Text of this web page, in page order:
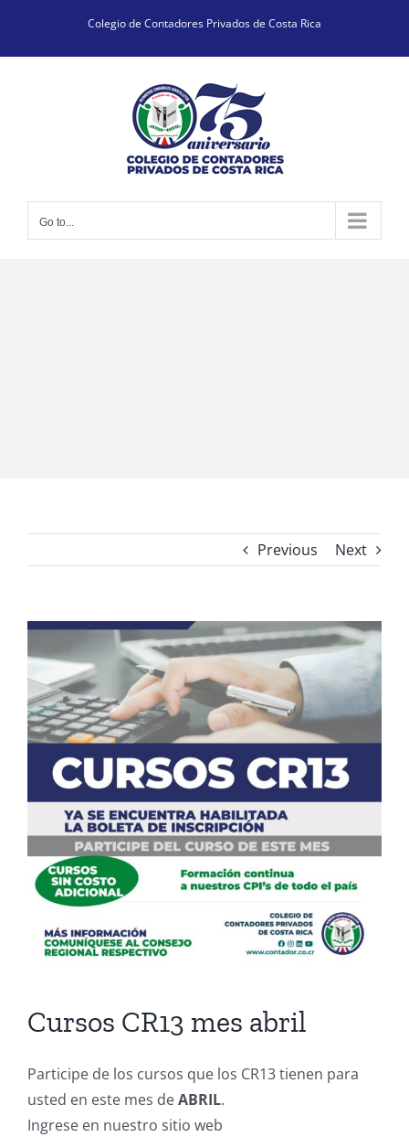
content
Colegio de Contadores Privados de Costa Rica
Go to...
Previous Next
View
Larger
Image
Cursos CR13 mes abril
Participe de los cursos que los CR13 tienen para
usted en este mes deABRIL.
Ingrese en nuestro sitio web